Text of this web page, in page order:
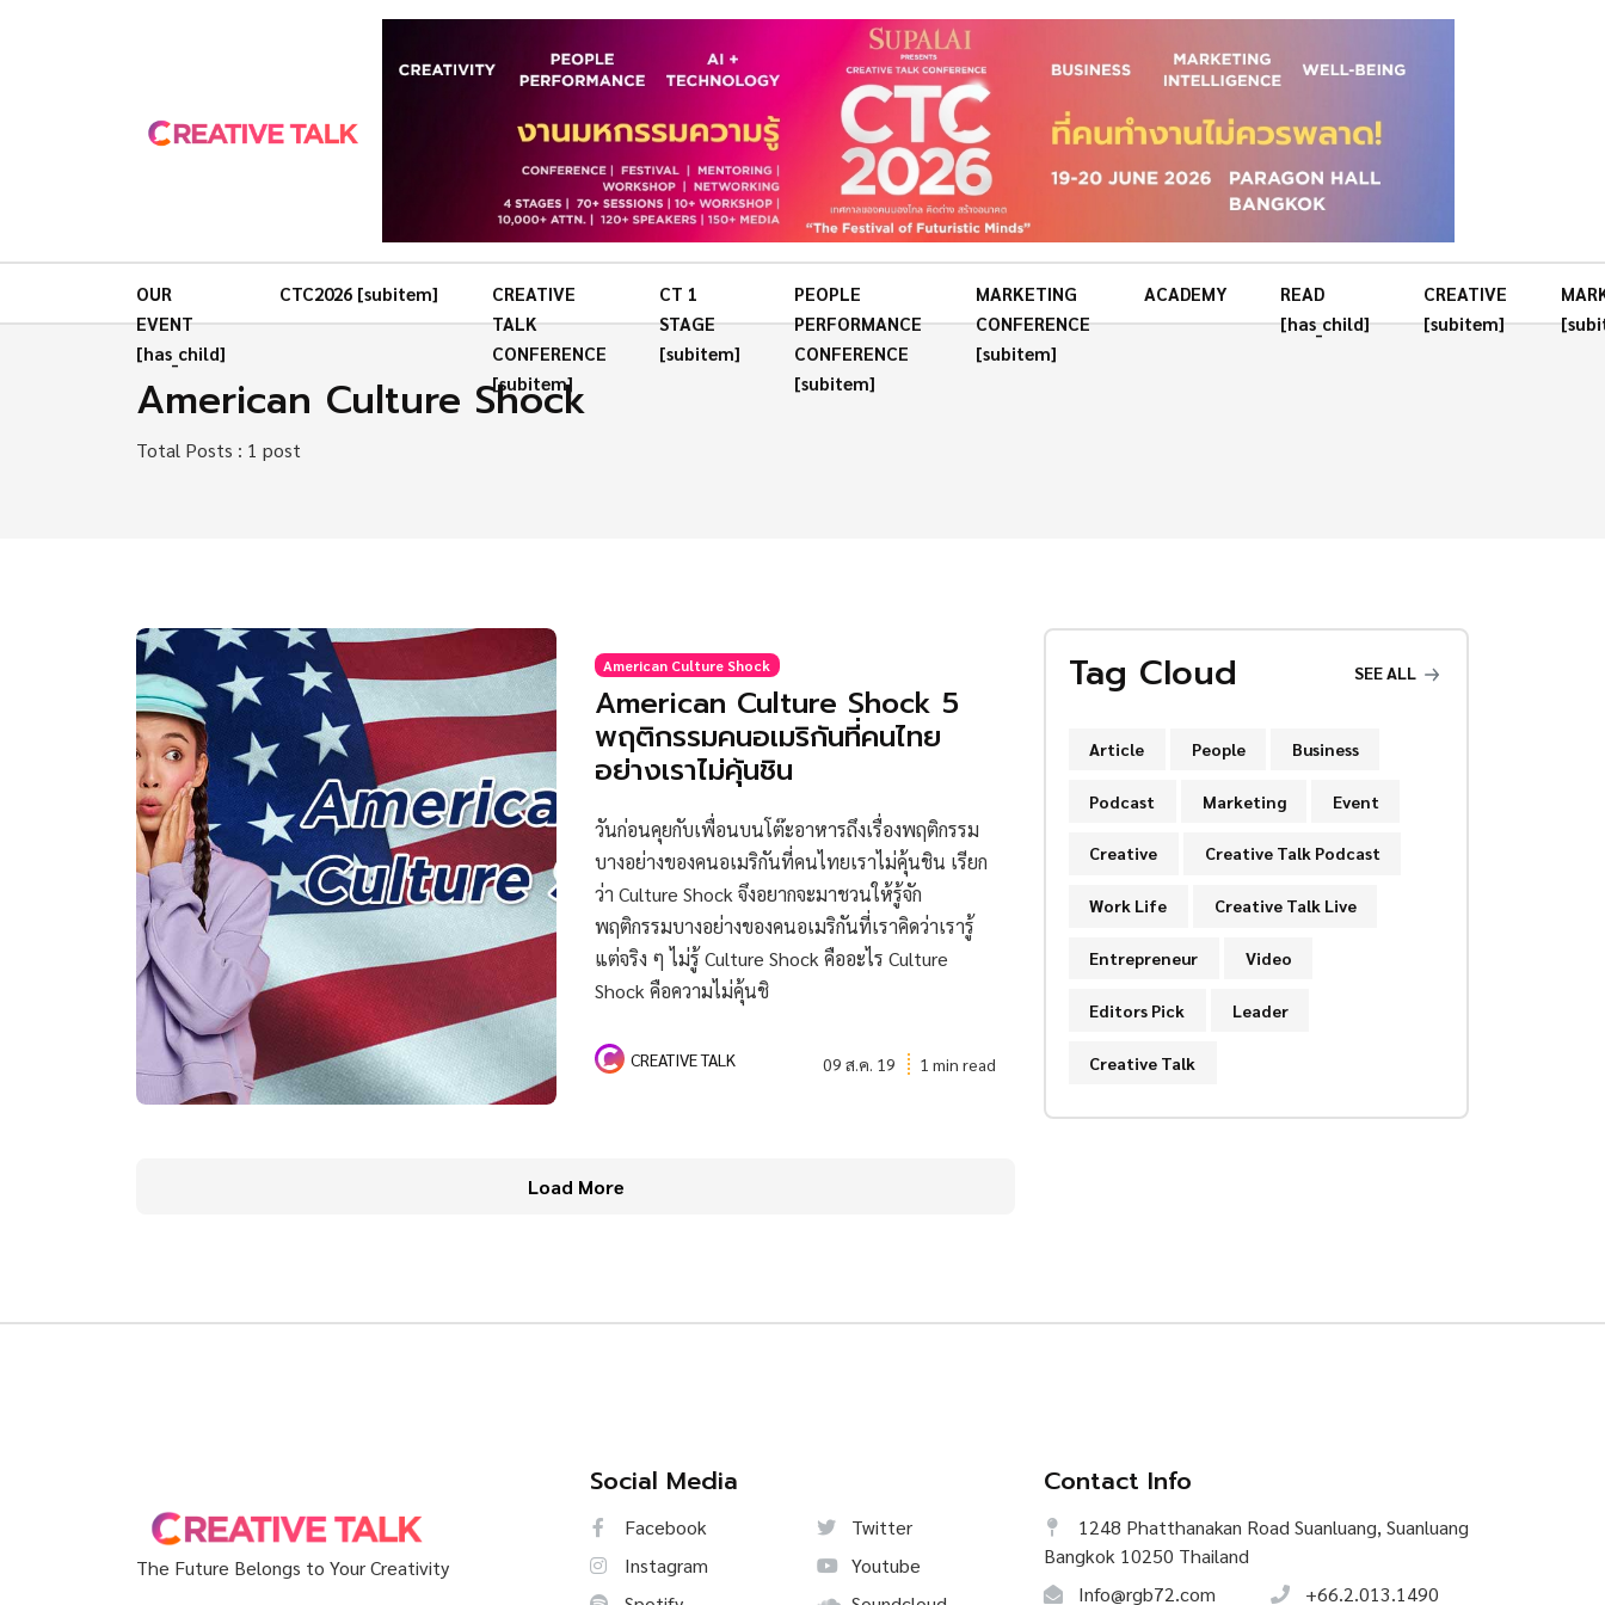
OUR
EVENT
[has_child]
CTC2026 [subitem]
CREATIVE
TALK
CONFERENCE
[subitem]
CT 1
STAGE
[subitem]
PEOPLE
PERFORMANCE
CONFERENCE
[subitem]
MARKETING
CONFERENCE
[subitem]
ACADEMY
READ
[has_child]
CREATIVE
[subitem]
American Culture Shock
Total Posts : 1 post
American Culture Shock
American Culture Shock 5
พฤติกรรมคนอเมริกันที่คนไทย
อย่างเราไม่คุ้นชิน
วันก่อนคุยกับเพื่อนบนโต๊ะอาหารถึงเรื่องพฤติกรรม
บางอย่างของคนอเมริกันที่คนไทยเราไม่คุ้นชิน เรียก
ว่า Culture Shock จึงอยากจะมาชวนให้รู้จัก
พฤติกรรมบางอย่างของคนอเมริกันที่เราคิดว่าเรารู้
แต่จริง ๆ ไม่รู้ Culture Shock คืออะไร Culture
Shock คือความไม่คุ้นชิ
CREATIVE TALK 09 ส.ค. 19 1 min read
Load More
Tag Cloud SEE ALL
Article People Business
Podcast Marketing Event
Creative Creative Talk Podcast
Work Life Creative Talk Live
Entrepreneur Video
Editors Pick Leader
Creative Talk
The Future Belongs to Your Creativity
Social Media
Facebook
Twitter
Instagram
Youtube
Contact Info
1248 Phatthanakan Road Suanluang, Suanluang
Bangkok 10250 Thailand
Info@rgb72.com
+66.2.013.1490